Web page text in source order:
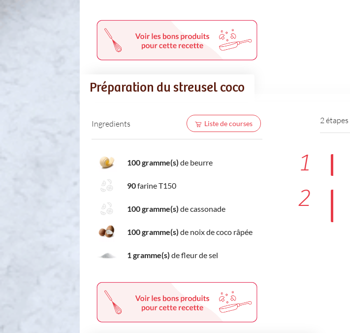
Préparation du streusel coco
Ingredients Liste de courses
100 gramme(s) de beurre
90farine T150
100 gramme(s) de cassonade
100 gramme(s) de noix de coco râpée
1 gramme(s) de fleur de sel
2 étapes
1
2